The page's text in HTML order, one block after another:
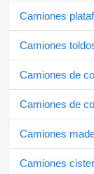
Camiones
Camiones
Camiones de
Camiones de
Camiones
Camiones